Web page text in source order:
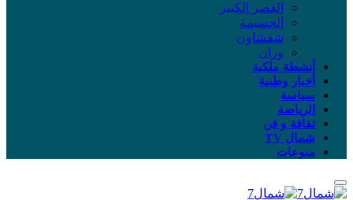
القصر الكبير
الحسيمة
شفشاون
وزان
أنشطة ملكية
أخبار وطنية
سياسة
الرياضة
ثقافة و فن
شمال TV
منوعات